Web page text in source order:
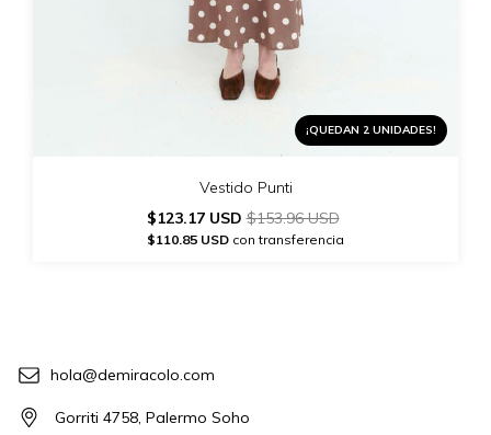
¡QUEDAN 2 UNIDADES!
Vestido Punti
$123.17 USD$153.96 USD
$110.85 USD con transferencia
hola@demiracolo.com
Gorriti 4758, Palermo Soho